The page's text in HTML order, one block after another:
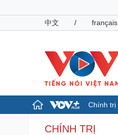
中文
/ français
Chính trị
Chính trị
CHÍNH TRỊ